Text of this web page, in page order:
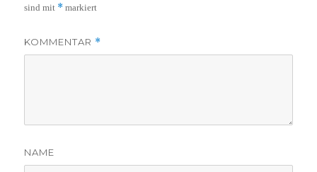
sind mit * markiert
KOMMENTAR *
NAME